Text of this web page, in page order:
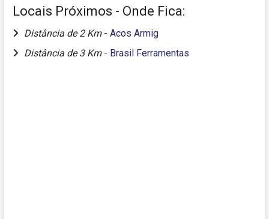
Locais Próximos - Onde Fica:
Distância de 2 Km - Acos Armig
Distância de 3 Km - Brasil Ferramentas